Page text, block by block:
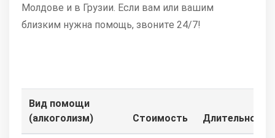
Молдове и в Грузии. Если вам или вашим
близким нужна помощь, звоните 24/7!
Вид помощи
(алкоголизм)
Стоимость Длительность